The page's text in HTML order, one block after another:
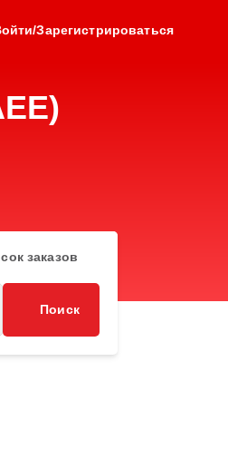
Зарегистрироваться
заказов
Поиск